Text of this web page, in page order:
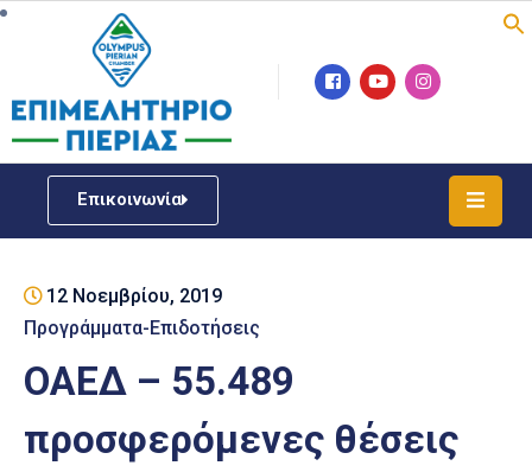
Επικοινωνία
Επιμελητήριο
Νέα
ΓΕΜΗ
Υποστήριξη
12 Νοεμβρίου, 2019
Προγράμματα-Επιδοτήσεις
ΟΑΕΔ – 55.489
προσφερόμενες θέσεις